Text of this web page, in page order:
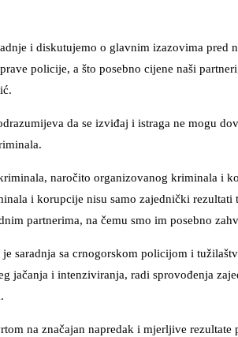
i diskutujemo o glavnim izazovima pred
policije, a što posebno cijene naši
da se izviđaj i istraga ne mogu
naročito organizovanog kriminala i
i korupcije nisu samo zajednički rezultati
partnerima, na čemu smo im posebno
saradnja sa crnogorskom policijom i
jačanja i intenziviranja, radi sprovođenja
na značajan napredak i mjerljive rezultate